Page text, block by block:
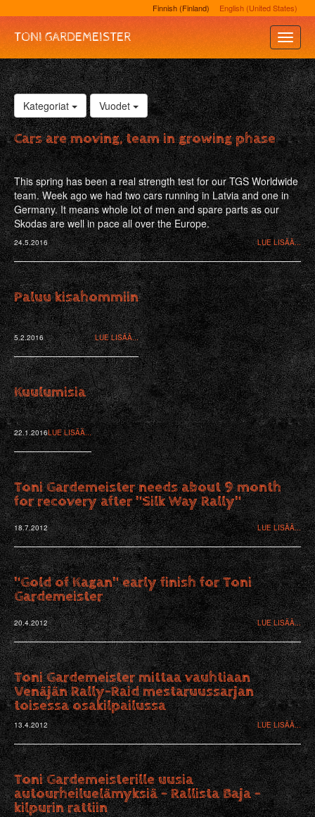
Finnish (Finland) English (United States)
Toggle
TONI GARDEMEISTER
Kategoriat Vuodet
Cars are moving, team in growing phase
This spring has been a real strength test for our TGS Worldwide
team. Week ago we had two cars running in Latvia and one in
Germany. It means whole lot of men and spare parts as our
Skodas are well in pace all over the Europe.
24.5.2016 LUE LISÄÄ...
Paluu kisahommiin
5.2.2016 LUE LISÄÄ...
Kuulumisia
22.1.2016LUE LISÄÄ...
Toni Gardemeister needs about 9 month
for recovery after "Silk Way Rally"
18.7.2012 LUE LISÄÄ...
"Gold of Kagan" early finish for Toni
Gardemeister
20.4.2012 LUE LISÄÄ...
Toni Gardemeister mittaa vauhtiaan
Venäjän Rally-Raid mestaruussarjan
toisessa osakilpailussa
13.4.2012 LUE LISÄÄ...
Toni Gardemeisterille uusia
autourheiluelämyksiä - Rallista Baja -
kilpurin rattiin